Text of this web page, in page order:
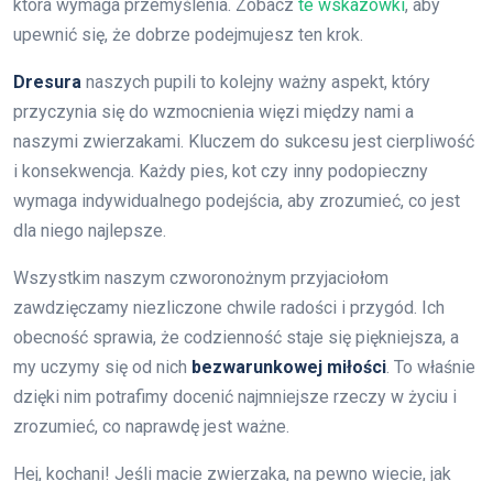
która wymaga przemyślenia. Zobacz te wskazówki, aby
upewnić się, że dobrze podejmujesz ten krok.
Dresura naszych pupili to kolejny ważny aspekt, który
przyczynia się do wzmocnienia więzi między nami a
naszymi zwierzakami. Kluczem do sukcesu jest cierpliwość
i konsekwencja. Każdy pies, kot czy inny podopieczny
wymaga indywidualnego podejścia, aby zrozumieć, co jest
dla niego najlepsze.
Wszystkim naszym czworonożnym przyjaciołom
zawdzięczamy niezliczone chwile radości i przygód. Ich
obecność sprawia, że codzienność staje się piękniejsza, a
my uczymy się od nich bezwarunkowej miłości . To właśnie
dzięki nim potrafimy docenić najmniejsze rzeczy w życiu i
zrozumieć, co naprawdę jest ważne.
Hej, kochani! Jeśli macie zwierzaka, na pewno wiecie, jak